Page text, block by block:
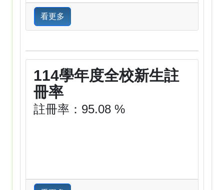
看更多
114學年度全校新生註
冊率
註冊率：95.08 %